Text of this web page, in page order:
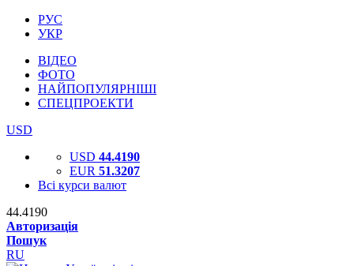
РУС
УКР
ВІДЕО
ФОТО
НАЙПОПУЛЯРНІШІ
СПЕЦПРОЕКТИ
USD
USD 44.4190
EUR 51.3207
Всі курси валют
44.4190
Авторизація
Пошук
RU